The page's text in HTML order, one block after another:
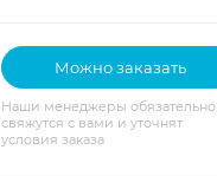
Можно заказать
Наши менеджеры обязательно
свяжутся с вами и уточнят
условия заказа